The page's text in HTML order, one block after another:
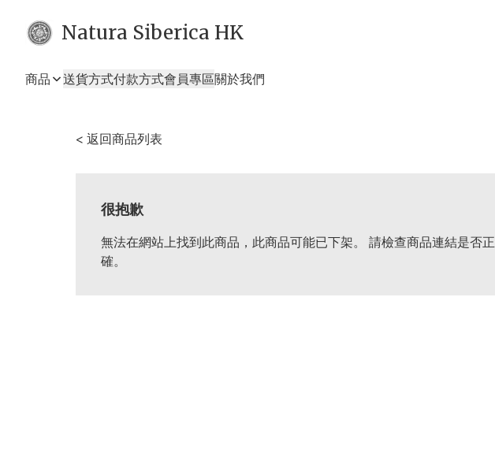
Natura Siberica HK
商品 送貨方式付款方式會員專區關於我們
< 返回商品列表
很抱歉
無法在網站上找到此商品，此商品可能已下架。 請檢查商品連結是否正
確。